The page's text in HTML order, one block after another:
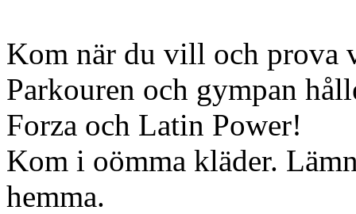
Kom när du vill och prova
Parkouren och gympan
Forza och Latin Power!
Kom i oömma kläder.
hemma.